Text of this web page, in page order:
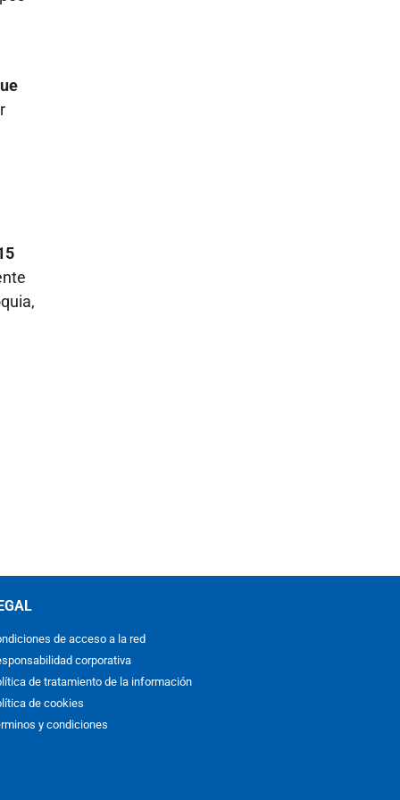
de acceso a la red
corporativa
de tratamiento de la información
de cookies
y condiciones